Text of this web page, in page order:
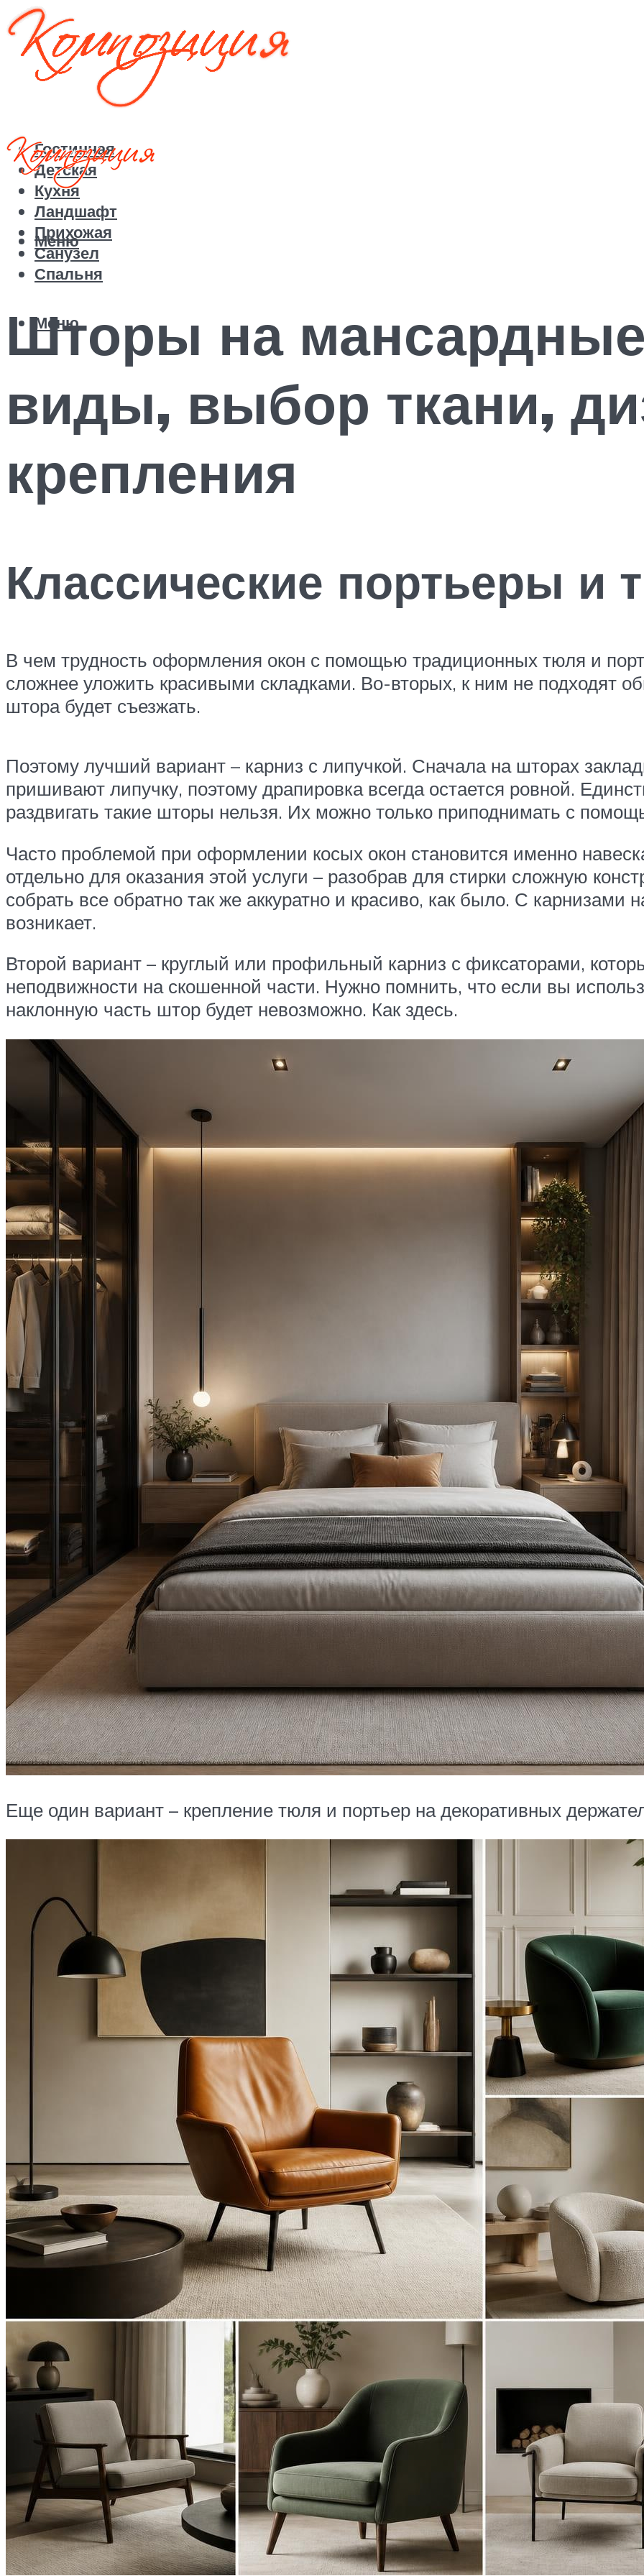
Гостинная
Детская
Кухня
Ландшафт
Прихожая
Санузел
Спальня
Меню
Меню
Шторы на
виды, выбор ткани,
крепления
Классические портьеры и
В чем трудность оформления окон с помощью традиционных тюля и
сложнее уложить красивыми складками. Во-вторых, к ним не подходят
штора будет съезжать.
Поэтому лучший вариант – карниз с липучкой. Сначала на шторах
пришивают липучку, поэтому драпировка всегда остается ровной.
раздвигать такие шторы нельзя. Их можно только приподнимать с
Часто проблемой при оформлении косых окон становится именно
отдельно для оказания этой услуги – разобрав для стирки сложную
собрать все обратно так же аккуратно и красиво, как было. С карнизами
возникает.
Второй вариант – круглый или профильный карниз с фиксаторами,
неподвижности на скошенной части. Нужно помнить, что если вы
наклонную часть штор будет невозможно. Как здесь.
Еще один вариант – крепление тюля и портьер на декоративных